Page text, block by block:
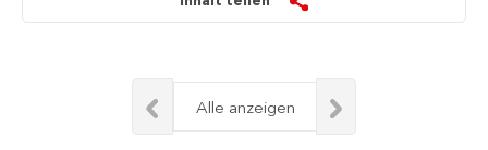
Alle anzeigen